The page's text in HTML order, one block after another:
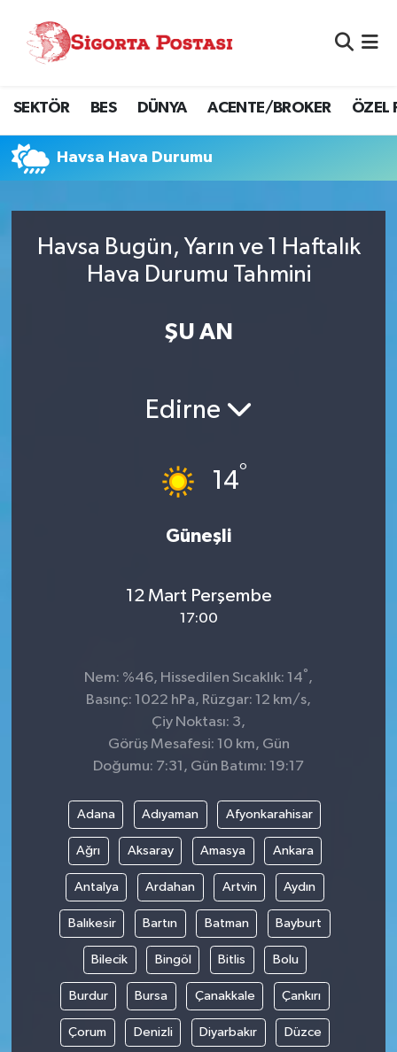
SEKTÖR BES DÜNYA ACENTE/BROKER ÖZEL
Havsa Hava Durumu
Havsa Bugün, Yarın ve 1 Haftalık
Hava Durumu Tahmini
ŞU AN
Edirne
14°
Güneşli
12 Mart Perşembe
17:00
Nem: %46, Hissedilen Sıcaklık: 14° ,
Basınç: 1022 hPa, Rüzgar: 12 km/s,
Çiy Noktası: 3,
Görüş Mesafesi: 10 km, Gün
Doğumu: 7:31, Gün Batımı: 19:17
Adana Adıyaman Afyonkarahisar
Ağrı Aksaray Amasya Ankara
Antalya Ardahan Artvin Aydın
Balıkesir Bartın Batman Bayburt
Bilecik Bingöl Bitlis Bolu
Burdur Bursa Çanakkale Çankırı
Çorum Denizli Diyarbakır Düzce
Nöbetçi Eczaneler
Hava Durumu
Namaz Vakitleri
Süper Lig Puan Durumu ve Fikstür
Son Dakika Haberleri